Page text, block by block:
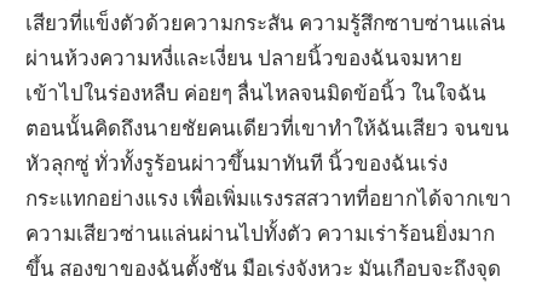
เสียวที่แข็งตัวด้วยความกระสัน ความรู้สึกซาบซ่านแล่น
ผ่านห้วงความหงี่และเงี่ยน ปลายนิ้วของฉันจมหาย
เข้าไปในร่องหลืบ ค่อยๆ ลื่นไหลจนมิดข้อนิ้ว ในใจฉัน
ตอนนั้นคิดถึงนายชัยคนเดียวที่เขาทำให้ฉันเสียว จนขน
หัวลุกซู่ ทั่วทั้งรูร้อนผ่าวขึ้นมาทันที นิ้วของฉันเร่ง
กระแทกอย่างแรง เพื่อเพิ่มแรงรสสวาทที่อยากได้จากเขา
ความเสียวซ่านแล่นผ่านไปทั้งตัว ความเร่าร้อนยิ่งมาก
ขึ้น สองขาของฉันตั้งชัน มือเร่งจังหวะ มันเกือบจะถึงจุด